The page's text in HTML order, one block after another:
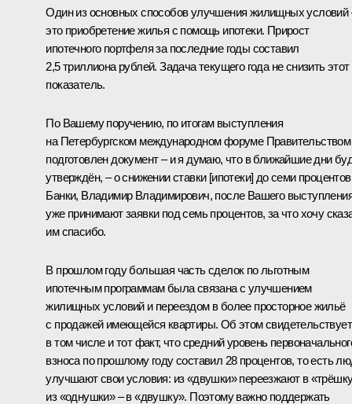
Один из основных способов улучшения жилищных условий
это приобретение жилья с помощь ипотеки. Прирост
ипотечного портфеля за последние годы составил
2,5 триллиона рублей. Задача текущего года не снизить этот
показатель.
По Вашему поручению, по итогам выступления
на Петербургском международном форуме Правительством
подготовлен документ – и я думаю, что в ближайшие дни
утверждён, – о снижении ставки [ипотеки] до семи
Банки, Владимир Владимирович, после Вашего
уже принимают заявки под семь процентов, за что хочу
им спасибо.
В прошлом году большая часть сделок по льготным
ипотечным программам была связана с улучшением
жилищных условий и переездом в более просторное жильё
с продажей имеющейся квартиры. Об этом свидетельствует
в том числе и тот факт, что средний уровень
взноса по прошлому году составил 28 процентов, то есть
улучшают свои условия: из «двушки» переезжают в
из «однушки» – в «двушку». Поэтому важно поддержать